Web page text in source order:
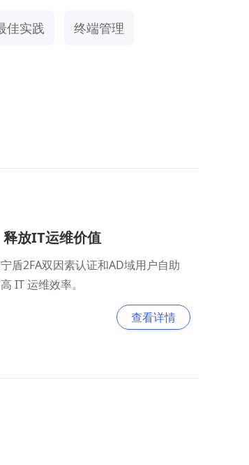
佳实践 终端管理
放IT运维价值
盾2FA双因素认证和AD域用户自助
IT 运维效率。
查看详情